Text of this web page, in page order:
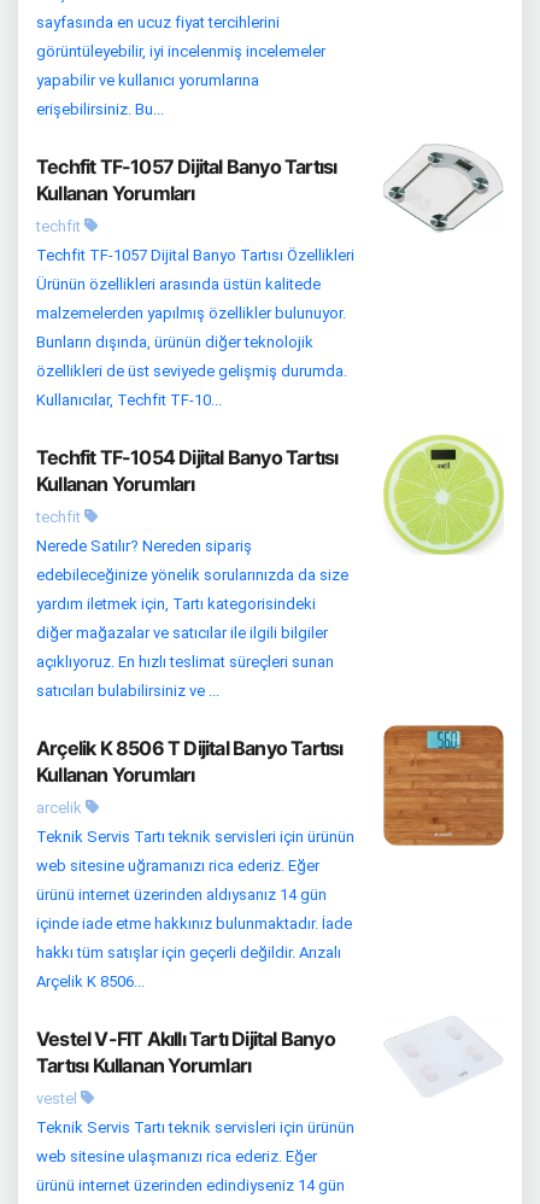
sayfasında en ucuz fiyat tercihlerini
görüntüleyebilir, iyi incelenmiş incelemeler
yapabilir ve kullanıcı yorumlarına
erişebilirsiniz. Bu...
Techfit TF-1057 Dijital Banyo Tartısı
Kullanan Yorumları
techfit
Techfit TF-1057 Dijital Banyo Tartısı Özellikleri
Ürünün özellikleri arasında üstün kalitede
malzemelerden yapılmış özellikler bulunuyor.
Bunların dışında, ürünün diğer teknolojik
özellikleri de üst seviyede gelişmiş durumda.
Kullanıcılar, Techfit TF-10...
Techfit TF-1054 Dijital Banyo Tartısı
Kullanan Yorumları
techfit
Nerede Satılır? Nereden sipariş
edebileceğinize yönelik sorularınızda da size
yardım iletmek için, Tartı kategorisindeki
diğer mağazalar ve satıcılar ile ilgili bilgiler
açıklıyoruz. En hızlı teslimat süreçleri sunan
satıcıları bulabilirsiniz ve ...
Arçelik K 8506 T Dijital Banyo Tartısı
Kullanan Yorumları
arcelik
Teknik Servis Tartı teknik servisleri için ürünün
web sitesine uğramanızı rica ederiz. Eğer
ürünü internet üzerinden aldıysanız 14 gün
içinde iade etme hakkınız bulunmaktadır. İade
hakkı tüm satışlar için geçerli değildir. Arızalı
Arçelik K 8506...
Vestel V-FIT Akıllı Tartı Dijital Banyo
Tartısı Kullanan Yorumları
vestel
Teknik Servis Tartı teknik servisleri için ürünün
web sitesine ulaşmanızı rica ederiz. Eğer
ürünü internet üzerinden edindiyseniz 14 gün